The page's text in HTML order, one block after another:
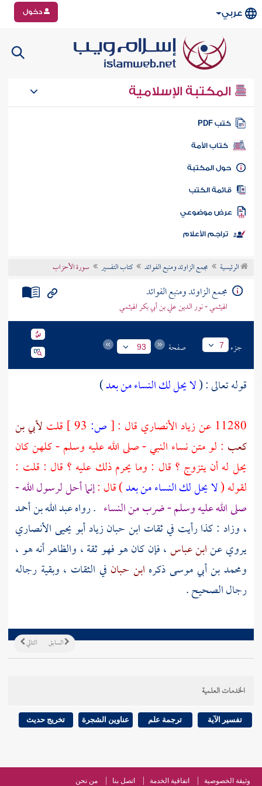
عربي دخول
المكتبة الإسلامية
كتب PDF
كتاب الأمة
المكتبة
الكتب
موضوعي
تراجم الأعلام
الرئيسية مجمع الزاوئد ومنبع الفوائد كتاب التفسير سورة الأحزاب
مجمع الزاوئد ومنبع الفوائد
الهيثمي - نور الدين علي بن أبي بكر الهيثمي
جزء 7 صفحة 93
قوله تعالى : (لا يحل لك النساء من بعد)
11280 عن
زياد الأنصاري قال :[ص: قلت لأبي بن
كعب : لو متن نساء النبي - صلى الله عليه وسلم - كلهن كان
يحل له أن يتزوج ؟ قال : وما يحرم ذلك عليه ؟ قال : قلت :
لقوله (لا يحل لك النساء من بعد) قال :إنما أحل لرسول الله -
صلى الله عليه وسلم - ضرب من النساء . رواه عبد الله بنأحمد
، وزاد : كذا رأيت في ثقات ابن حبان زياد أبو يحيى الأنصاري
يروي عنابن عباس، فإن كان هو فهو ثقة ، والظاهر أنه هو ،
ومحمد بن أبي موسىذكره ابن حبان في الثقات ، وبقية رجاله
رجال الصحيح .
التالي السابق
الخدمات العلمية
تفسير الآية ترجمة علم عناوين الشجرة تخريج حديث
وثيقة الخصوصية اتفاقية الخدمة اتصل بنا من نحن